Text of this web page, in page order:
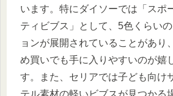
います。特にダイソーでは「スポ
ティビブス」として、5色くらい
ョンが展開されていることがあり
め買いでも手に入りやすいのが嬉
す。また、セリアでは子ども向け
テル素材の軽いビブスが見つかる